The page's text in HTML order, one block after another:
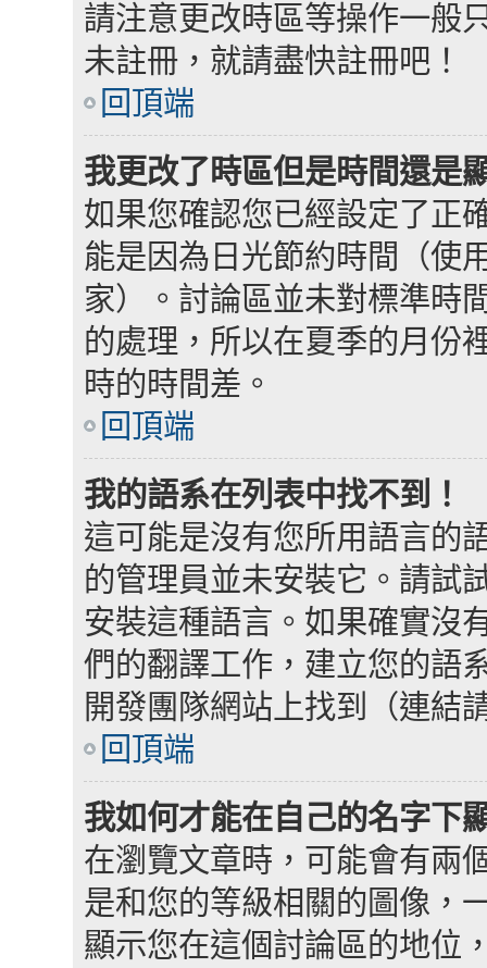
請注意更改時區等操作一般
未註冊，就請盡快註冊吧！
回頂端
我更改了時區但是時間還是
如果您確認您已經設定了正
能是因為日光節約時間（使
家）。討論區並未對標準時
的處理，所以在夏季的月份
時的時間差。
回頂端
我的語系在列表中找不到！
這可能是沒有您所用語言的
的管理員並未安裝它。請試
安裝這種語言。如果確實沒
們的翻譯工作，建立您的語
開發團隊網站上找到（連結
回頂端
我如何才能在自己的名字下
在瀏覽文章時，可能會有兩
是和您的等級相關的圖像，
顯示您在這個討論區的地位